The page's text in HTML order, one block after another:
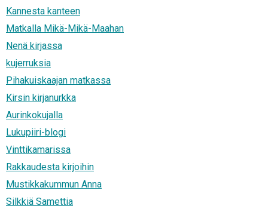
Kannesta kanteen
Matkalla Mikä-Mikä-Maahan
Nenä kirjassa
kujerruksia
Pihakuiskaajan matkassa
Kirsin kirjanurkka
Aurinkokujalla
Lukupiiri-blogi
Vinttikamarissa
Rakkaudesta kirjoihin
Mustikkakummun Anna
Silkkiä Samettia